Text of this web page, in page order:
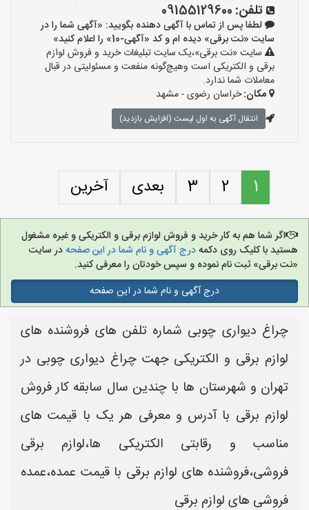
تلفن: 09155129600
لطفا پس از تماس با آگهی دهنده بگویید: «آگهی شما را در
سایت «نت برقی» دیده ام و کد «آگهی-10» را اعلام کنید»
سایت «نت برقی»،یک سایت تبلیغات خرید و فروش لوازم
برقی و الکتریکی است وهیچ‌گونه منفعت و مسئولیتی در قبال
معاملات شما ندارد.
مکان:خراسان رضوی - مشهد
انتقال آگهی به اول لیست (افزایش بازدید)
1
2
3 بعدی آخرین
اگر شما هم به کار خرید و فروش لوازم برقی و الکتریکی و غیره مشغول
هستید با کلیک روی دکمهدرج آگهی و نام شما در این صفحهدر سایت
«نت برقی» ثبت نام نموده و سپس خودتان را معرفی کنید.
درج آگهی و نام شما در این صفحه
چراغ دیواری چوبی شماره تلفن های فروشنده های
لوازم برقی و الکتریکی جهت چراغ دیواری چوبی در
تهران و شهرستان ها با چندین سال سابقه کار فروش
لوازم برقی با آدرس و معرفی هر یک با قیمت های
مناسب و رقابتی الکتریکی ها،لوازم برقی
فروشی،فروشنده های لوازم برقی با قیمت عمده،عمده
فروشی های لوازم برقی